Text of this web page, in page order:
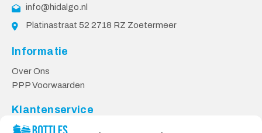
info@hidalgo.nl
Platinastraat 52 2718 RZ Zoetermeer
Informatie
Over Ons
PPP Voorwaarden
Klantenservice
Contact